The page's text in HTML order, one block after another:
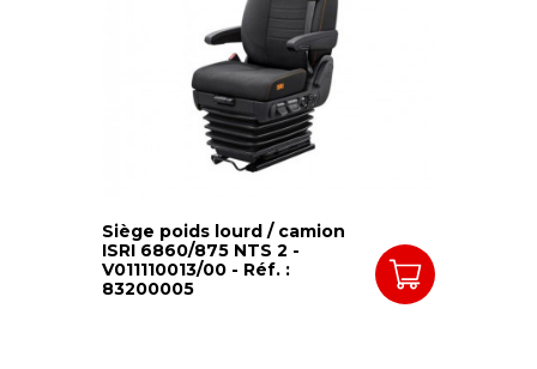
Siège poids lourd / camion
ISRI 6860/875 NTS 2 -
V011110013/00 - Réf. :
83200005